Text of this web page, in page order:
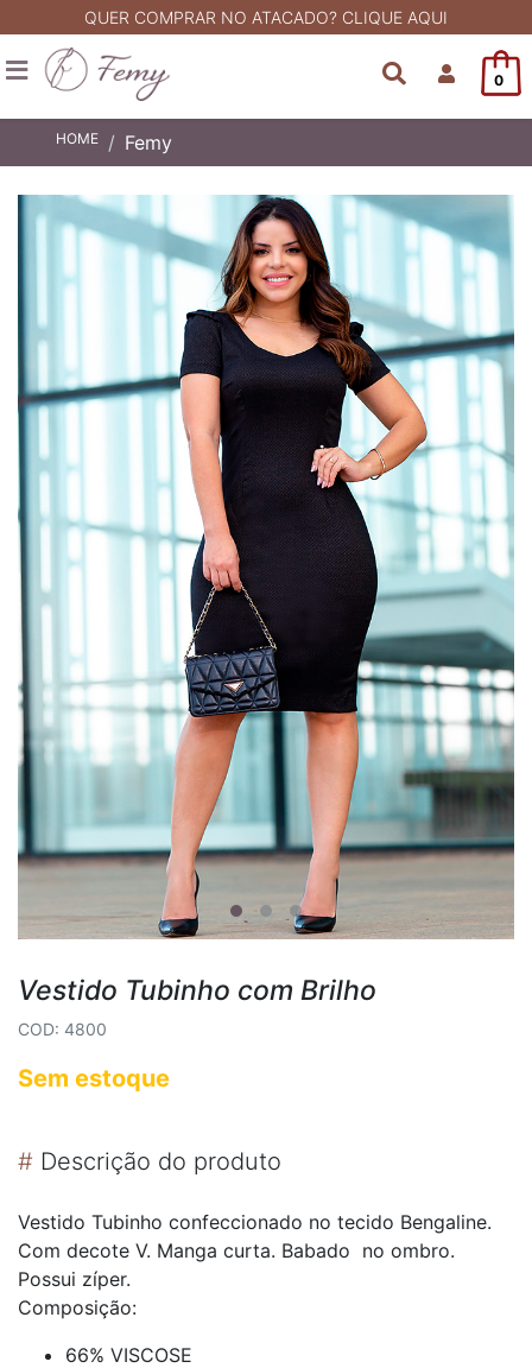
QUER COMPRAR NO ATACADO? CLIQUE AQUI
0
HOME Femy
Vestido Tubinho com Brilho
COD: 4800
Sem estoque
# Descrição do produto
Vestido Tubinho confeccionado no tecido Bengaline.
Com decote V. Manga curta. Babado no ombro.
Possui zíper.
Composição:
66% VISCOSE